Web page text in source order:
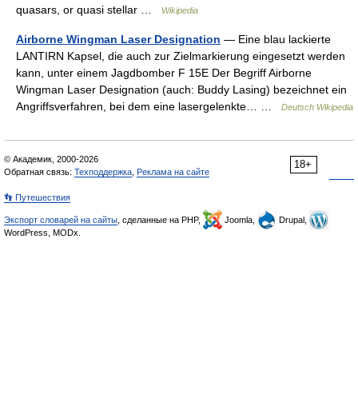
quasars, or quasi stellar …
Wikipedia
Airborne Wingman Laser Designation — Eine blau lackierte
LANTIRN Kapsel, die auch zur Zielmarkierung eingesetzt werden
kann, unter einem Jagdbomber F 15E Der Begriff Airborne
Wingman Laser Designation (auch: Buddy Lasing) bezeichnet ein
Angriffsverfahren, bei dem eine lasergelenkte… …
Deutsch Wikipedia
18+
© Академик, 2000-2026
Обратная связь: Техподдержка Реклама на сайте
👣 Путешествия
Экспорт словарей на сайты , сделанные на PHP, Joomla,
Drupal,
WordPress, MODx.